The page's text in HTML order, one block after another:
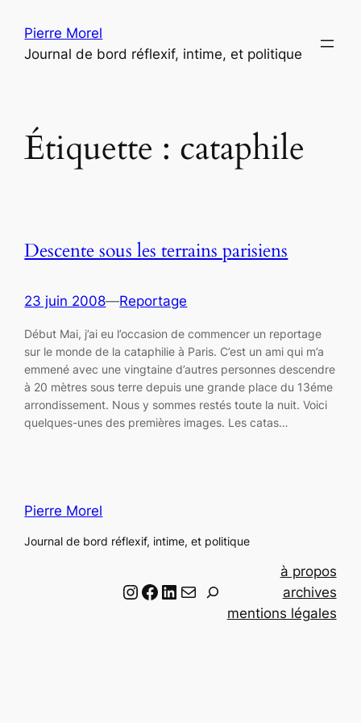
contenu
Pierre Morel
Journal de bord réflexif, intime, et politique
Étiquette : cataphile
Descente sous les terrains parisiens
23 juin 2008—Reportage
Début Mai, j’ai eu l’occasion de commencer un reportage
sur le monde de la cataphilie à Paris. C’est un ami qui m’a
emmené avec une vingtaine d’autres personnes descendre
à 20 mètres sous terre depuis une grande place du 13éme
arrondissement. Nous y sommes restés toute la nuit. Voici
quelques-unes des premières images. Les catas…
Pierre Morel
Journal de bord réflexif, intime, et politique
Instagram Facebook LinkedIn Email
à propos
archives
mentions légales